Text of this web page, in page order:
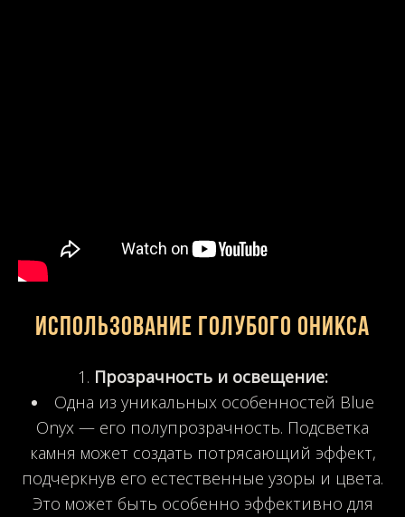
Использование голубого оникса
Прозрачность и освещение:
Одна из уникальных особенностей Blue
Onyx — его полупрозрачность. Подсветка
камня может создать потрясающий эффект,
подчеркнув его естественные узоры и цвета.
Это может быть особенно эффективно для